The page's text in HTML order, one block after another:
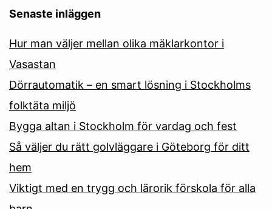
Senaste inläggen
Hur man väljer mellan olika mäklarkontor i
Vasastan
Dörrautomatik – en smart lösning i Stockholms
folktäta miljö
Bygga altan i Stockholm för vardag och fest
Så väljer du rätt golvläggare i Göteborg för ditt
hem
Viktigt med en trygg och lärorik förskola för alla